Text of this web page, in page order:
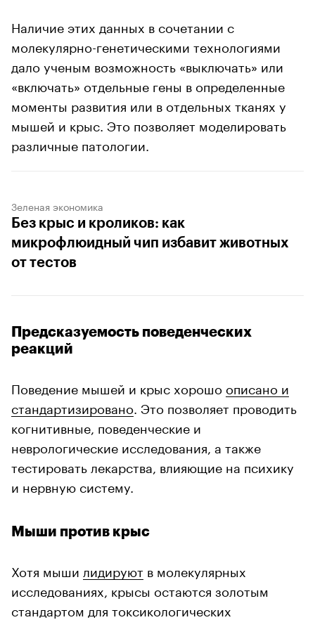
Наличие этих данных в сочетании с
молекулярно-генетическими технологиями
дало ученым возможность «выключать» или
«включать» отдельные гены в определенные
моменты развития или в отдельных тканях у
мышей и крыс. Это позволяет моделировать
различные патологии.
Зеленая экономика
Без крыс и кроликов: как
микрофлюидный чип избавит животных
от тестов
Предсказуемость поведенческих
реакций
Поведение мышей и крыс хорошо описано и
стандартизировано . Это позволяет проводить
когнитивные, поведенческие и
неврологические исследования, а также
тестировать лекарства, влияющие на психику
и нервную систему.
Мыши против крыс
Хотя мыши лидируют в молекулярных
исследованиях, крысы остаются золотым
стандартом для токсикологических